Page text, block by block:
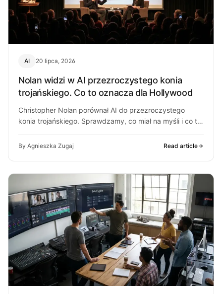
AI 20 lipca, 2026
Nolan widzi w AI przezroczystego konia
trojańskiego. Co to oznacza dla Hollywood
Christopher Nolan porównał AI do przezroczystego
konia trojańskiego. Sprawdzamy, co miał na myśli i co to
By Agnieszka Zugaj Read article